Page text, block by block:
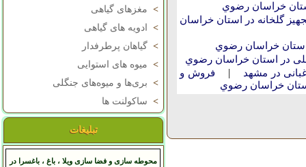
> مغزهای گیاهی
>
ادویه های گیاهی
> گیاهان پرطرفدار
> میوه های استوایی
> بری‌ها و میوه‌های جنگلی
> ساکولنت ها
تبلیغات
محوطه سازی و فضا سازی ویلا ، باغ ، باغسرا در
خراسان رضوي
گلخانه‌ در استان خراسان
خراسان رضوي
در استان خراسان رضوي
در مشهد
| فروش و
خراسان رضوي